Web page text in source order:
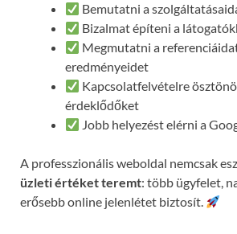
Bemutatni a
Bizalmat építeni a
Megmutatni a
eredményeidet
Kapcsolatfelvételre
érdeklődőket
Jobb helyezést elérni a
A professzionális weboldal nemcsak
üzleti értéket teremt: több ügyfelet,
erősebb online jelenlétet biztosít.